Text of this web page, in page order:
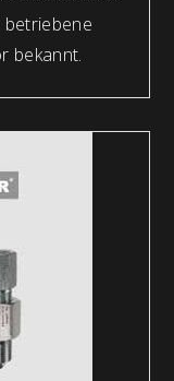
bekannt.